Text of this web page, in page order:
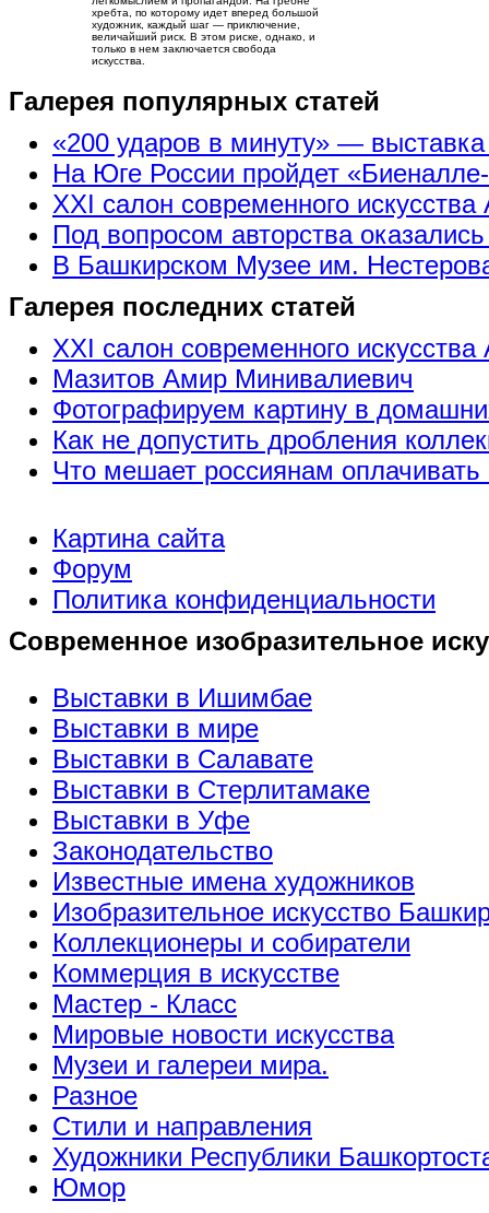
хребта, по которому идет вперед большой
художник, каждый шаг — приключение,
величайший риск. В этом риске, однако, и
только в нем заключается свобода
искусства.
Галерея популярных статей
«200 ударов в минуту» —
На Юге России пройдет
XXI салон современного искусства
Под вопросом авторства
В Башкирском Музее им.
Галерея последних статей
XXI салон современного искусства
Мазитов Амир Минивалиевич
Фотографируем картину в
Как не допустить дробления
Что мешает россиянам
Картина сайта
Форум
Политика конфиденциальности
Современное изобразительное
Выставки в Ишимбае
Выставки в мире
Выставки в Салавате
Выставки в Стерлитамаке
Выставки в Уфе
Законодательство
Известные имена художников
Изобразительное искусство
Коллекционеры и собиратели
Коммерция в искусстве
Мастер - Класс
Мировые новости искусства
Музеи и галереи мира.
Разное
Стили и направления
Художники Республики
Юмор